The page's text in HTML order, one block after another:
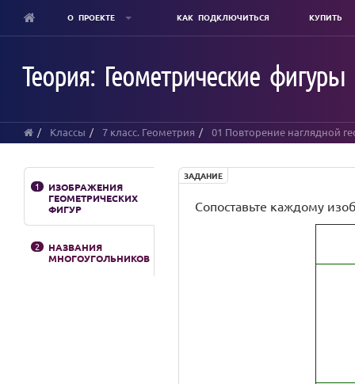
content
О ПРОЕКТЕ КАК ПОДКЛЮЧИТЬСЯ КУПИТЬ
Теория: Геометрические фигуры
Классы 7 класс. Геометрия 01 Повторение наглядной
1
ИЗОБРАЖЕНИЯ
ГЕОМЕТРИЧЕСКИХ
ФИГУР
2
НАЗВАНИЯ
МНОГОУГОЛЬНИКОВ
ЗАДАНИЕ
Сопоставьте каждому